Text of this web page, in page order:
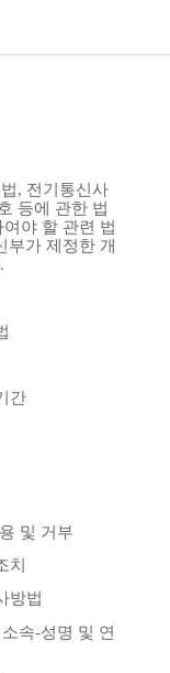
, 전기통신사
등에 관한 법
여야 할 관련 법
부가 제정한 개
.
간
및 거부
치
방법
소속-성명 및 연